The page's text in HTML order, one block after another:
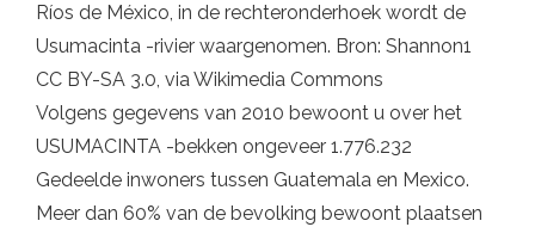
Ríos de México, in de rechteronderhoek wordt de
Usumacinta -rivier waargenomen. Bron: Shannon1
CC BY-SA 3.0, via Wikimedia Commons
Volgens gegevens van 2010 bewoont u over het
USUMACINTA -bekken ongeveer 1.776.232
Gedeelde inwoners tussen Guatemala en Mexico.
Meer dan 60% van de bevolking bewoont plaatsen